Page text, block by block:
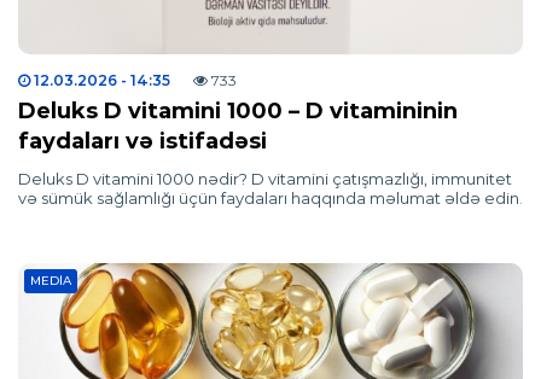
12.03.2026 - 14:35 733
Deluks D vitamini 1000 – D vitamininin
faydaları və istifadəsi
Deluks D vitamini 1000 nədir? D vitamini çatışmazlığı, immunitet
və sümük sağlamlığı üçün faydaları haqqında məlumat əldə edin.
MEDIA